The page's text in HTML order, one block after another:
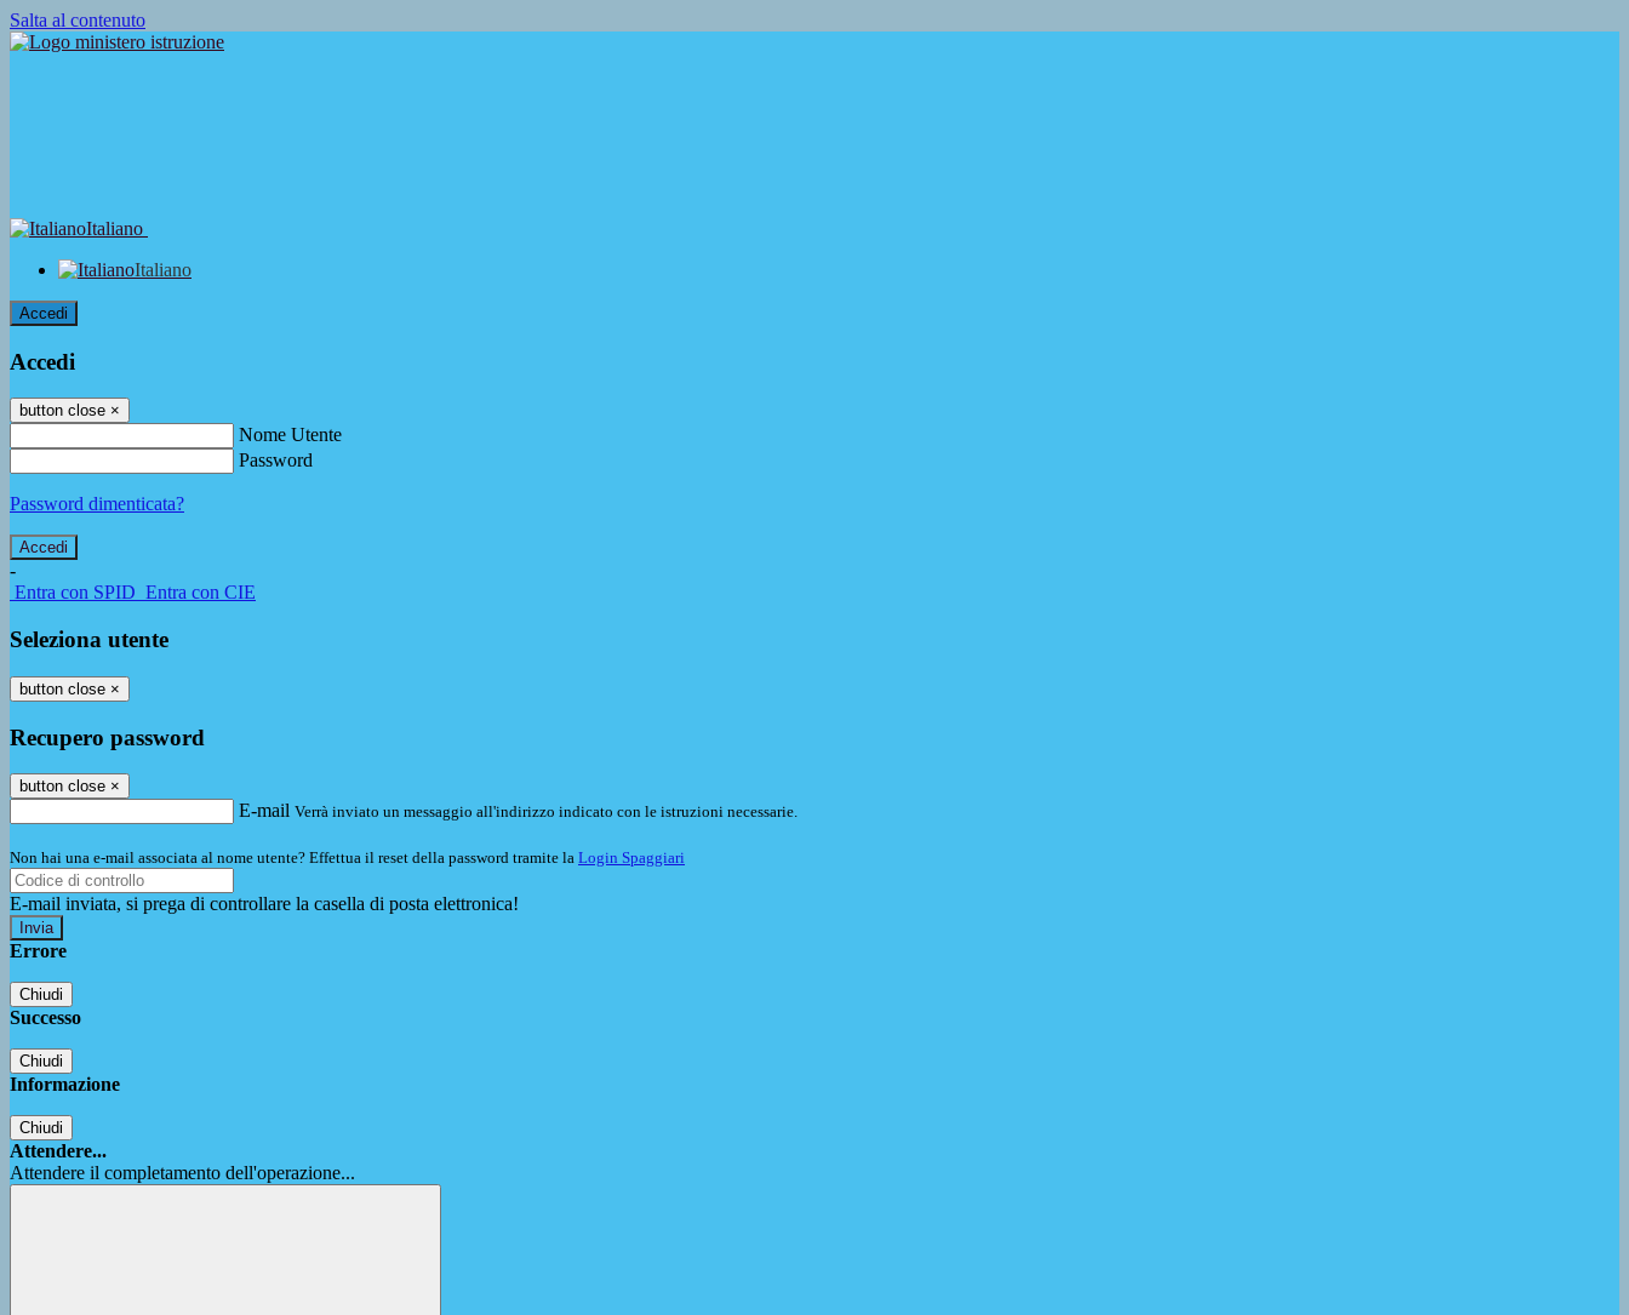
Salta al contenuto
Italiano
Italiano
Accedi
Accedi
button close ×
Nome Utente
Password
Password dimenticata?
-
Entra con SPID Entra con CIE
Seleziona utente
button close ×
Recupero password
button close ×
E-mail Verrà inviato un messaggio all'indirizzo indicato con le istruzioni necessarie.
Non hai una e-mail associata al nome utente? Effettua il reset della password tramite la Login Spaggiari
E-mail inviata, si prega di controllare la casella di posta elettronica!
Errore
Chiudi
Successo
Chiudi
Informazione
Chiudi
Attendere...
Attendere il completamento dell'operazione...